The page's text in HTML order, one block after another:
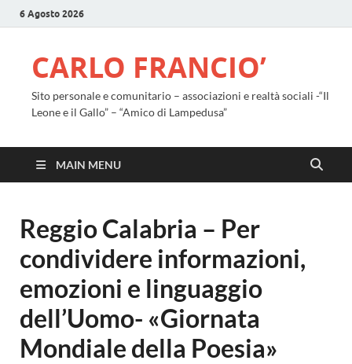
6 Agosto 2026
CARLO FRANCIO’
Sito personale e comunitario – associazioni e realtà sociali -“Il
Leone e il Gallo” – “Amico di Lampedusa”
MAIN MENU
Reggio Calabria – Per
condividere informazioni,
emozioni e linguaggio
dell’Uomo- «Giornata
Mondiale della Poesia»